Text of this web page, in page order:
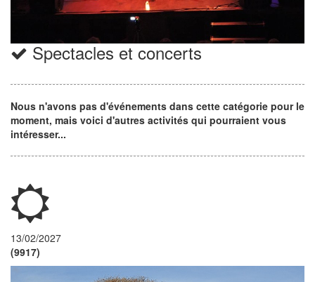
Spectacles et concerts
Nous n'avons pas d'événements dans cette catégorie pour le
moment, mais voici d'autres activités qui pourraient vous
intéresser...
13/02/2027
(9917)